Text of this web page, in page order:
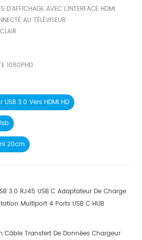
D'AFFICHAGE AVEC L'INTERFACE HDMI
AU TÉLÉVISEUR
1080PHD
3.0 Vers HDMI HD
20cm
3.0 RJ45 USB C Adaptateur De Charge
Multiport 4 Ports USB C HUB
Câble Transfert De Données Chargeur